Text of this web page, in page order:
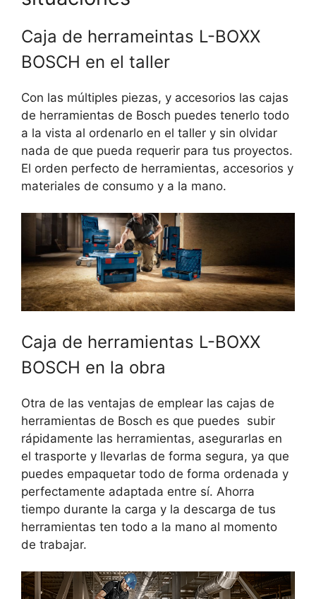
Caja de herrameintas L-BOXX
BOSCH en el taller
Con las múltiples piezas, y accesorios las cajas
de herramientas de Bosch puedes tenerlo todo
a la vista al ordenarlo en el taller y sin olvidar
nada de que pueda requerir para tus proyectos.
El orden perfecto de herramientas, accesorios y
materiales de consumo y a la mano.
Caja de herramientas L-BOXX
BOSCH en la obra
Otra de las ventajas de emplear las cajas de
herramientas de Bosch es que puedes subir
rápidamente las herramientas, asegurarlas en
el trasporte y llevarlas de forma segura, ya que
puedes empaquetar todo de forma ordenada y
perfectamente adaptada entre sí. Ahorra
tiempo durante la carga y la descarga de tus
herramientas ten todo a la mano al momento
de trabajar.